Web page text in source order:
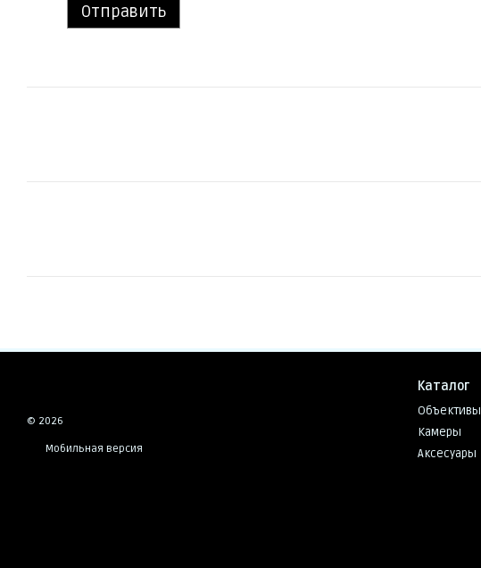
Отправить
© 2026
Мобильная версия
Каталог
Объективы
Камеры
Аксесуары